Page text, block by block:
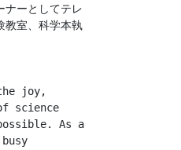
ナーとしてテレ
教室、科学本執
joy,
science
As a